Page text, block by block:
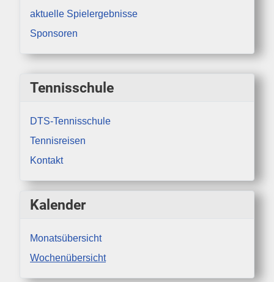
Tennisschule
DTS-Tennisschule
Tennisreisen
Kontakt
Kalender
Monatsübersicht
Wochenübersicht
aktuelle Spielergebnisse
Sponsoren